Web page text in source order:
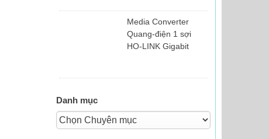
Media Converter
Quang-điện 1 sợi
HO-LINK Gigabit
Danh mục